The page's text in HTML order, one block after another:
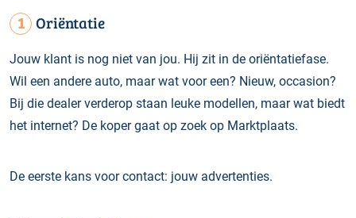
1 Oriëntatie
Jouw klant is nog niet van jou. Hij zit in de oriëntatiefase.
Wil een andere auto, maar wat voor een? Nieuw, occasion?
Bij die dealer verderop staan leuke modellen, maar wat biedt
het internet? De koper gaat op zoek op Marktplaats.
De eerste kans voor contact: jouw advertenties.